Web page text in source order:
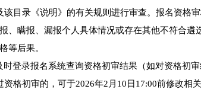
目录《说明》的有关规则进行审查。报名资格
、瞒报、漏报个人具体情况或存在其他不符合遴
等后果。
录报名系统查询资格初审结果（如对资格初审
格初审的，可于2026年2月10日17:00前修改相